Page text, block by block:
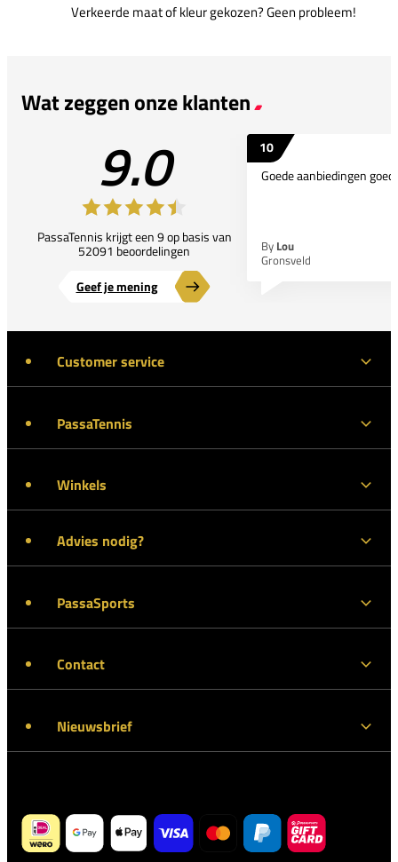
Verkeerde maat of kleur gekozen? Geen probleem!
Wat zeggen onze klanten
9.0
PassaTennis krijgt een 9 op basis van
52091 beoordelingen
Geef je mening
10
Goede aanbiedingen
By Lou
Gronsveld
Customer service
PassaTennis
Winkels
Advies nodig?
PassaSports
Contact
Nieuwsbrief